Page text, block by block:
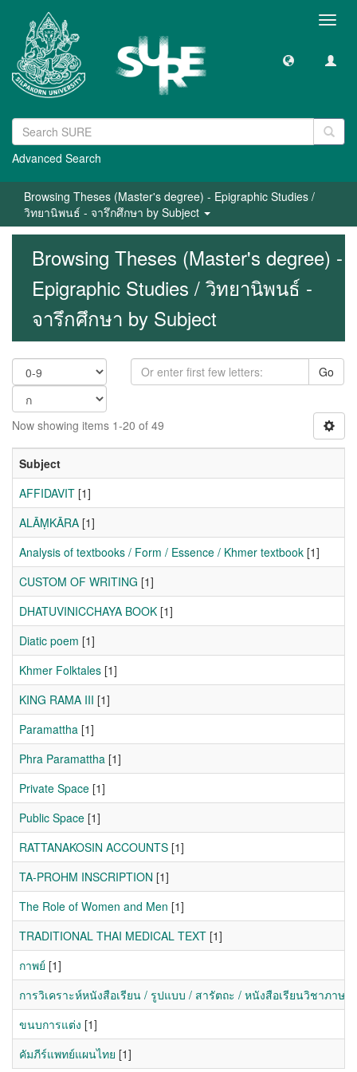
Advanced Search
Browsing Theses (Master's degree) - Epigraphic Studies /
วิทยานิพนธ์ - จารึกศึกษา by Subject
Browsing Theses (Master's degree) -
Epigraphic Studies / วิทยานิพนธ์ -
จารึกศึกษา by Subject
Go
Now showing items 1-20 of 49
Subject
AFFIDAVIT [1]
ALĀṂKĀRA [1]
Analysis of textbooks / Form / Essence / Khmer textbook [1]
CUSTOM OF WRITING [1]
DHATUVINICCHAYA BOOK [1]
Diatic poem [1]
Khmer Folktales [1]
KING RAMA III [1]
Paramattha [1]
Phra Paramattha [1]
Private Space [1]
Public Space [1]
RATTANAKOSIN ACCOUNTS [1]
TA-PROHM INSCRIPTION [1]
The Role of Women and Men [1]
TRADITIONAL THAI MEDICAL TEXT [1]
กาพย์ [1]
การวิเคราะห์หนังสือเรียน / รูปแบบ / สารัตถะ / หนังสือเรียนวิชาภาษา
ขนบการแต่ง [1]
คัมภีร์แพทย์แผนไทย [1]